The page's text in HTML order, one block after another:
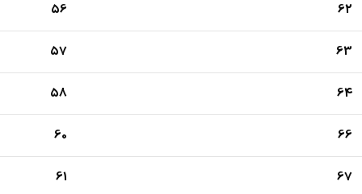
62
56
63
57
64
58
66
60
67
61